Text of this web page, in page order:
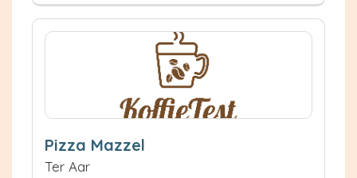
Pizza Mazzel
Ter Aar